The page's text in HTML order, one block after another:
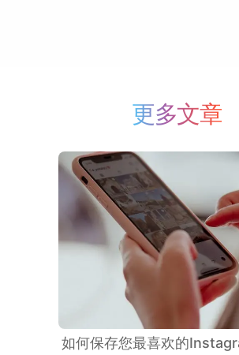
更多文章
如何保存您最喜欢的